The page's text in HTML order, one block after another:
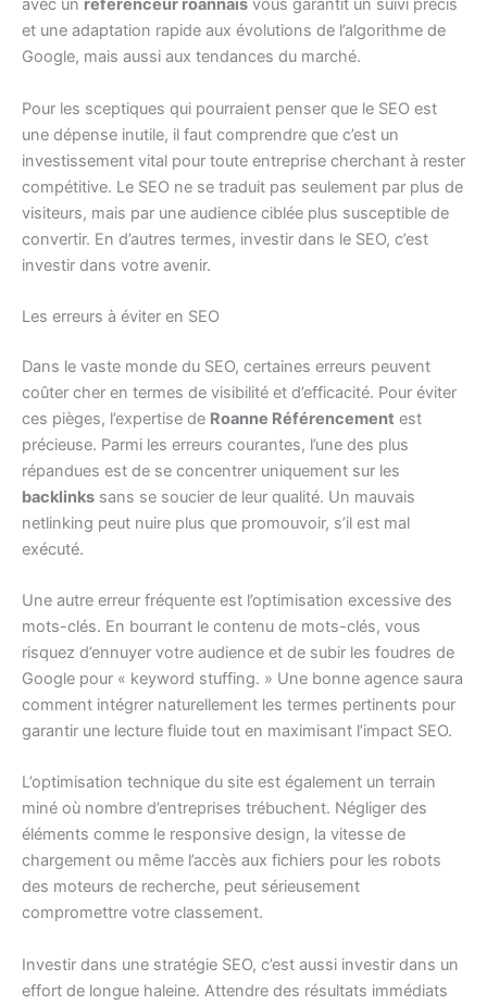
avec un référenceur roannais vous garantit un suivi précis
et une adaptation rapide aux évolutions de l’algorithme de
Google, mais aussi aux tendances du marché.
Pour les sceptiques qui pourraient penser que le SEO est
une dépense inutile, il faut comprendre que c’est un
investissement vital pour toute entreprise cherchant à rester
compétitive. Le SEO ne se traduit pas seulement par plus de
visiteurs, mais par une audience ciblée plus susceptible de
convertir. En d’autres termes, investir dans le SEO, c’est
investir dans votre avenir.
Les erreurs à éviter en SEO
Dans le vaste monde du SEO, certaines erreurs peuvent
coûter cher en termes de visibilité et d’efficacité. Pour éviter
ces pièges, l’expertise de Roanne Référencement est
précieuse. Parmi les erreurs courantes, l’une des plus
répandues est de se concentrer uniquement sur les
backlinks sans se soucier de leur qualité. Un mauvais
netlinking peut nuire plus que promouvoir, s’il est mal
exécuté.
Une autre erreur fréquente est l’optimisation excessive des
mots-clés. En bourrant le contenu de mots-clés, vous
risquez d’ennuyer votre audience et de subir les foudres de
Google pour « keyword stuffing. » Une bonne agence saura
comment intégrer naturellement les termes pertinents pour
garantir une lecture fluide tout en maximisant l’impact SEO.
L’optimisation technique du site est également un terrain
miné où nombre d’entreprises trébuchent. Négliger des
éléments comme le responsive design, la vitesse de
chargement ou même l’accès aux fichiers pour les robots
des moteurs de recherche, peut sérieusement
compromettre votre classement.
Investir dans une stratégie SEO, c’est aussi investir dans un
effort de longue haleine. Attendre des résultats immédiats